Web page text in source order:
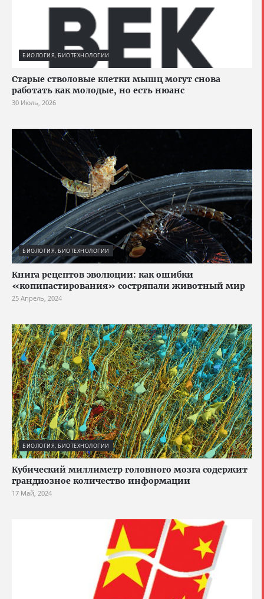
БИОЛОГИЯ, БИОТЕХНОЛОГИИ
Старые стволовые клетки мышц могут снова
работать как молодые, но есть нюанс
30 Июль, 2026
БИОЛОГИЯ, БИОТЕХНОЛОГИИ
Книга рецептов эволюции: как ошибки
«копипастирования» состряпали животный мир
25 Апрель, 2024
БИОЛОГИЯ, БИОТЕХНОЛОГИИ
Кубический миллиметр головного мозга содержит
грандиозное количество информации
17 Май, 2024